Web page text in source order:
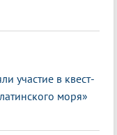
участие в квест-
моря»